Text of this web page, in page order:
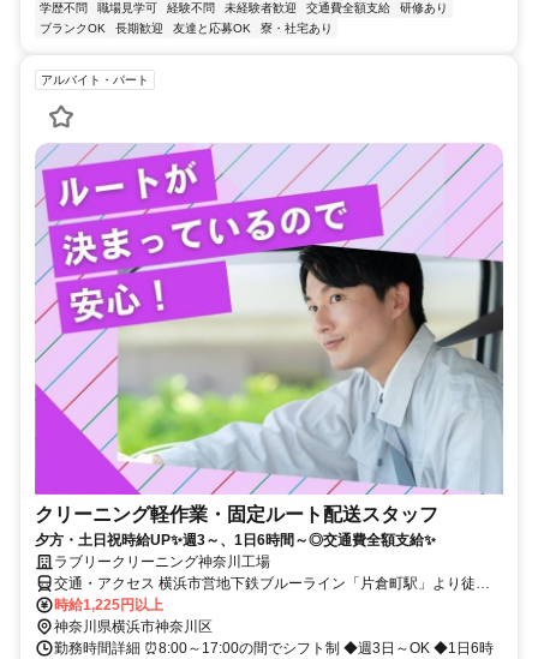
学歴不問
職場見学可 経験不問 未経験者歓迎 交通費全額支給
研修あり
ブランクOK
長期歓迎 友達と応募OK 寮・社宅あり
アルバイト・パート
クリーニング軽作業・固定ルート配送スタッフ
夕方・土日祝時給UP✨週3～、1日6時間～◎交通費全額支給✨
ラブリークリーニング神奈川工場
交通・アクセス 横浜市営地下鉄ブルーライン「片倉町駅」より徒歩9
分
時給1,225円以上
神奈川県横浜市神奈川区
勤務時間詳細 ⏰8:00～17:00の間でシフト制 ◆週3日～OK ◆1日6時